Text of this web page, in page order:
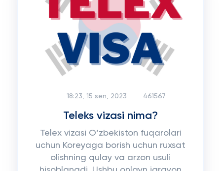
18:23, 15 sen, 2023 461567
Teleks vizasi nima?
Telex vizasi O‘zbekiston fuqarolari
uchun Koreyaga borish uchun ruxsat
olishning qulay va arzon usuli